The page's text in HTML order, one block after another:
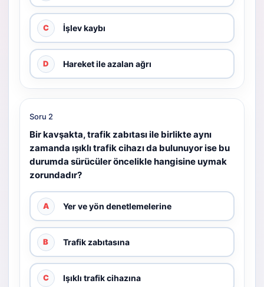
C İşlev kaybı
D Hareket ile azalan ağrı
Soru 2
Bir kavşakta, trafik zabıtası ile birlikte aynı
zamanda ışıklı trafik cihazı da bulunuyor ise bu
durumda sürücüler öncelikle hangisine uymak
zorundadır?
A Yer ve yön denetlemelerine
B Trafik zabıtasına
C Işıklı trafik cihazına